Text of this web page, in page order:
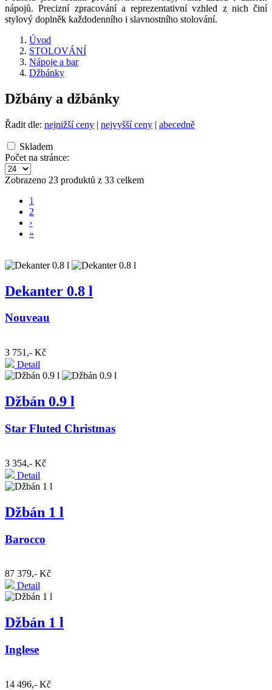
nápojů. Precizní zpracování a reprezentativní vzhled z nich činí
stylový doplněk každodenního i slavnostního stolování.
Úvod
STOLOVÁNÍ
Nápoje a bar
Džbánky
Džbány a džbánky
Řadit dle: nejnižší ceny | nejvyšší ceny | abecedně
Skladem
Počet na stránce:
Zobrazeno 23 produktů z 33 celkem
1
2
›
»
Dekanter 0.8 l
Nouveau
3 751,- Kč
Detail
Džbán 0.9 l
Star Fluted Christmas
3 354,- Kč
Detail
Džbán 1 l
Barocco
87 379,- Kč
Detail
Džbán 1 l
Inglese
14 496,- Kč